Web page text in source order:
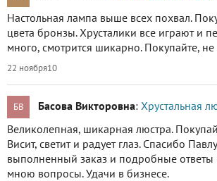
Настольная лампа выше всех похвал.
цвета бронзы. Хрусталики все играют и
много, смотрится шикарно. Покупайте,
22 ноября10
БВ Басова Викторовна: Хрустальная
Великолепная, шикарная люстра.
Висит, светит и радует глаз. Спасибо
выполненный заказ и подробные ответы
мною вопросы. Удачи в бизнесе.